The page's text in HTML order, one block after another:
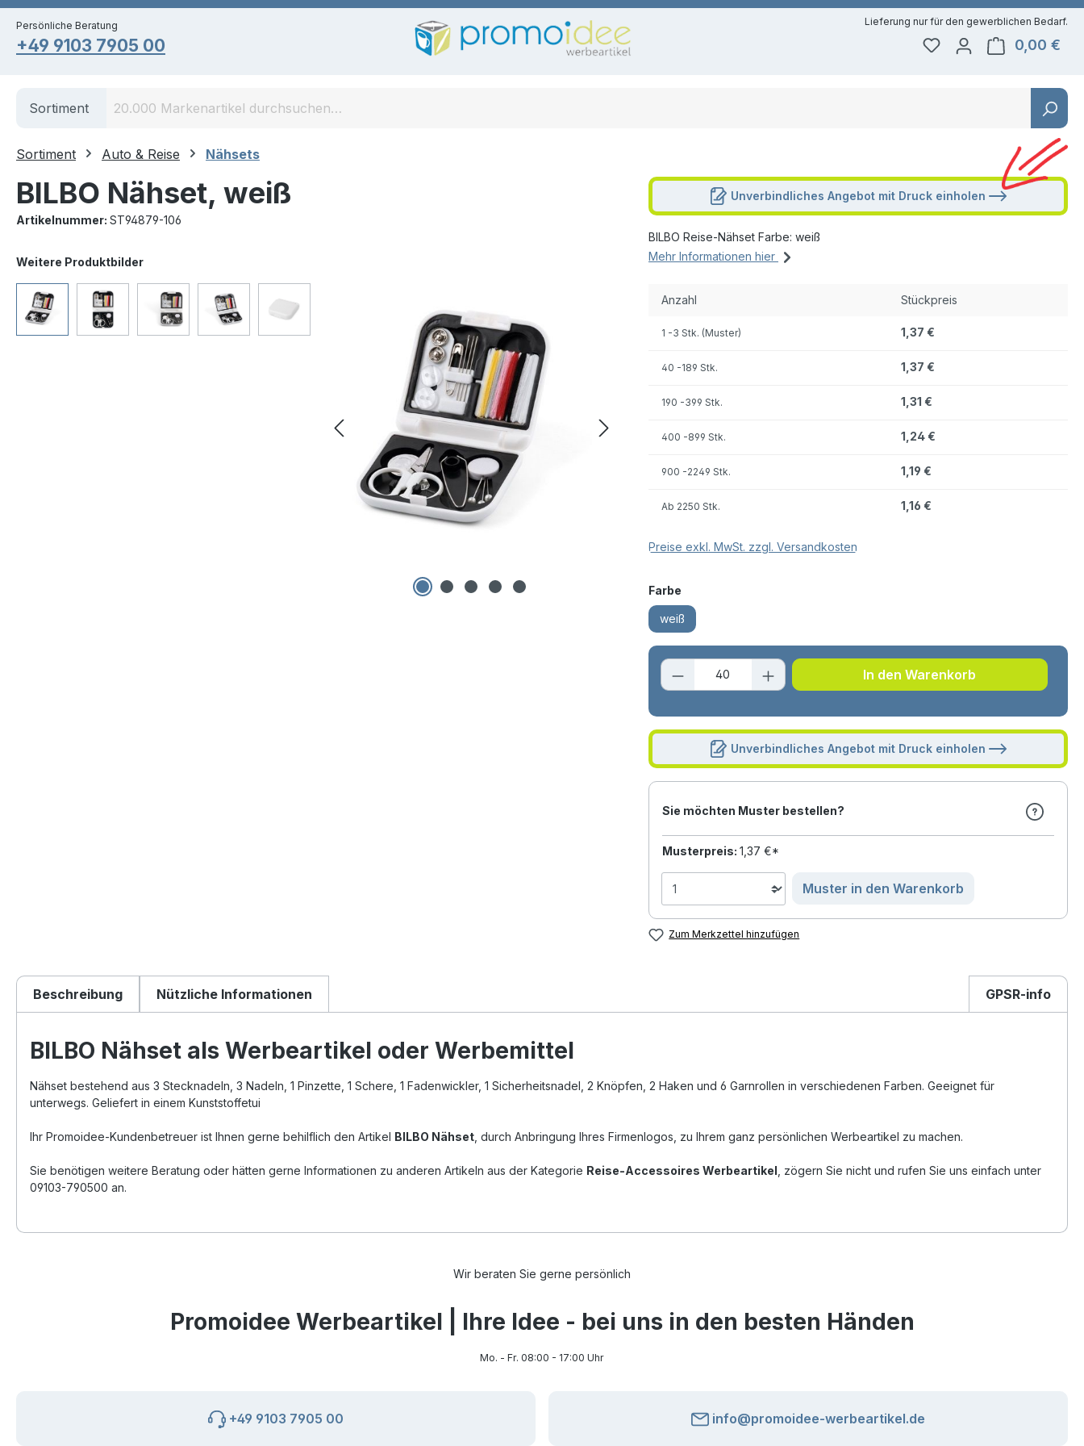
Persönliche Beratung
+49 9103 7905 00 Du hast 0 Produkte auf
0,00 €
Sortiment
Sortiment Auto & Reise Nähsets
BILBO Nähset, weiß
Artikelnummer: ST94879-106
Bildergalerie überspringen
Weitere Produktbilder
Unverbindliches Angebot mit Druck einholen
BILBO Reise-Nähset Farbe: weiß
Mehr Informationen hier
Anzahl Stückpreis
1 -3 Stk. (Muster) 1,37 €
40 -189 Stk. 1,37 €
190 -399 Stk. 1,31 €
400 -899 Stk. 1,24 €
900 -2249 Stk. 1,19 €
Ab 2250 Stk. 1,16 €
Preise exkl. MwSt. zzgl. Versandkosten
Farbe
weiß
Produkt Anzahl: Gib den gewünschten Wert
In den Warenkorb
Unverbindliches Angebot mit Druck einholen
Sie möchten Muster bestellen?
Musterpreis: 1,37 €*
Muster in den Warenkorb
Zum Merkzettel hinzufügen
Beschreibung Nützliche Informationen GPSR-info
BILBO Nähset als Werbeartikel oder Werbemittel
Nähset bestehend aus 3 Stecknadeln, 3 Nadeln, 1 Pinzette, 1 Schere, 1 Fadenwickler, 1 Sicherheitsnadel, 2 Knöpfen, 2 Haken und 6 Garnrollen in verschiedenen Farben. Geeignet für
unterwegs. Geliefert in einem Kunststoffetui
Ihr Promoidee-Kundenbetreuer ist Ihnen gerne behilflich den Artikel BILBO Nähset , durch Anbringung Ihres Firmenlogos, zu Ihrem ganz persönlichen Werbeartikel zu machen.
Sie benötigen weitere Beratung oder hätten gerne Informationen zu anderen Artikeln aus der Kategorie Reise-Accessoires Werbeartikel , zögern Sie nicht und rufen Sie uns einfach unter
09103-790500 an.
Wir beraten Sie gerne persönlich
Promoidee Werbeartikel | Ihre Idee - bei uns in den besten Händen
Mo. - Fr. 08:00 - 17:00 Uhr
+49 9103 7905 00 info@promoidee-werbeartikel.de